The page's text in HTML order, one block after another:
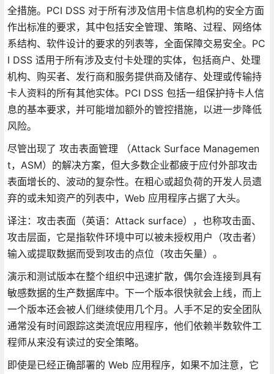
全措施。PCI DSS 对于所有涉及信用卡信息机构的安全方面
作出标准的要求，其中包括安全管理、策略、过程、网络体
系结构、软件设计的要求的列表等，全面保障交易安全。PC
I DSS 适用于所有涉及支付卡处理的实体，包括商户、处理
机构、购买者、发行商和服务提供商及储存、处理或传输持
卡人资料的所有其他实体。PCI DSS 包括一组保护持卡人信
息的基本要求，并可能增加额外的管控措施，以进一步降低
风险。
尽管出现了 攻击表面管理 （Attack Surface Managemen
t，ASM）的解决方案，但大多数企业都疲于应付外部攻击
表面增长的、波动的复杂性。在粗心或超负荷的开发人员遗
弃的或未知资产的列表中，Web 应用程序占据了大头。
译注：攻击表面（英语：Attack surface），也称攻击面、
攻击层面，它是指软件环境中可以被未授权用户（攻击者）
输入或提取数据而受到攻击的点位（攻击矢量）。
演示和测试版本在整个组织中迅速扩散，偶尔会连接到具有
敏感数据的生产数据库中。下一个版本很快就会上线，而上
一个版本还会被人们继续使用几个月。人手不足的安全团队
通常没有时间跟踪这类流氓应用程序，他们依赖半数软件工
程师从来没有读过的安全策略。
即使是已经正确部署的 Web 应用程序，如果不加注意，它